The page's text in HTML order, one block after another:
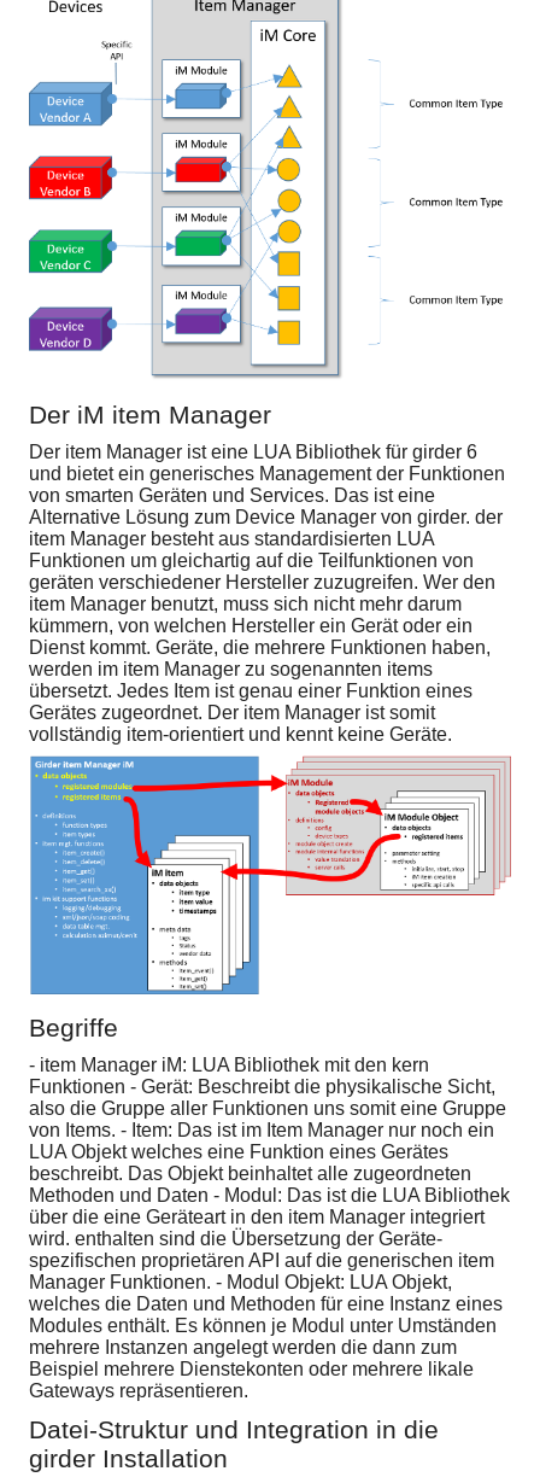
Der iM item Manager
Der item Manager ist eine LUA Bibliothek für girder 6
und bietet ein generisches Management der Funktionen
von smarten Geräten und Services. Das ist eine
Alternative Lösung zum Device Manager von girder. der
item Manager besteht aus standardisierten LUA
Funktionen um gleichartig auf die Teilfunktionen von
geräten verschiedener Hersteller zuzugreifen. Wer den
item Manager benutzt, muss sich nicht mehr darum
kümmern, von welchen Hersteller ein Gerät oder ein
Dienst kommt. Geräte, die mehrere Funktionen haben,
werden im item Manager zu sogenannten items
übersetzt. Jedes Item ist genau einer Funktion eines
Gerätes zugeordnet. Der item Manager ist somit
vollständig item-orientiert und kennt keine Geräte.
Begriffe
- item Manager iM: LUA Bibliothek mit den kern
Funktionen - Gerät: Beschreibt die physikalische Sicht,
also die Gruppe aller Funktionen uns somit eine Gruppe
von Items. - Item: Das ist im Item Manager nur noch ein
LUA Objekt welches eine Funktion eines Gerätes
beschreibt. Das Objekt beinhaltet alle zugeordneten
Methoden und Daten - Modul: Das ist die LUA Bibliothek
über die eine Geräteart in den item Manager integriert
wird. enthalten sind die Übersetzung der Geräte-
spezifischen proprietären API auf die generischen item
Manager Funktionen. - Modul Objekt: LUA Objekt,
welches die Daten und Methoden für eine Instanz eines
Modules enthält. Es können je Modul unter Umständen
mehrere Instanzen angelegt werden die dann zum
Beispiel mehrere Dienstekonten oder mehrere likale
Gateways repräsentieren.
Datei-Struktur und Integration in die
girder Installation